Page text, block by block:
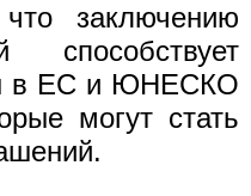
заключению
способствует
в ЕС и ЮНЕСКО
могут стать